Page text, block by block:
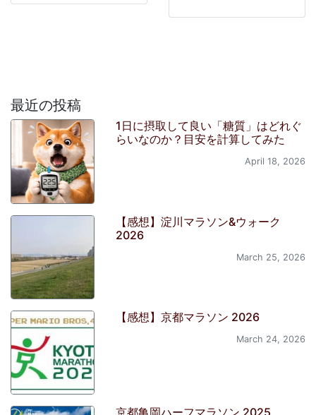
最近の投稿
1日に摂取して良い「糖質」はどれぐ
らいなのか？目安を計算してみた
April 18, 2026
【感想】淀川マラソン&ウォーク
2026
March 25, 2026
【感想】京都マラソン 2026
March 24, 2026